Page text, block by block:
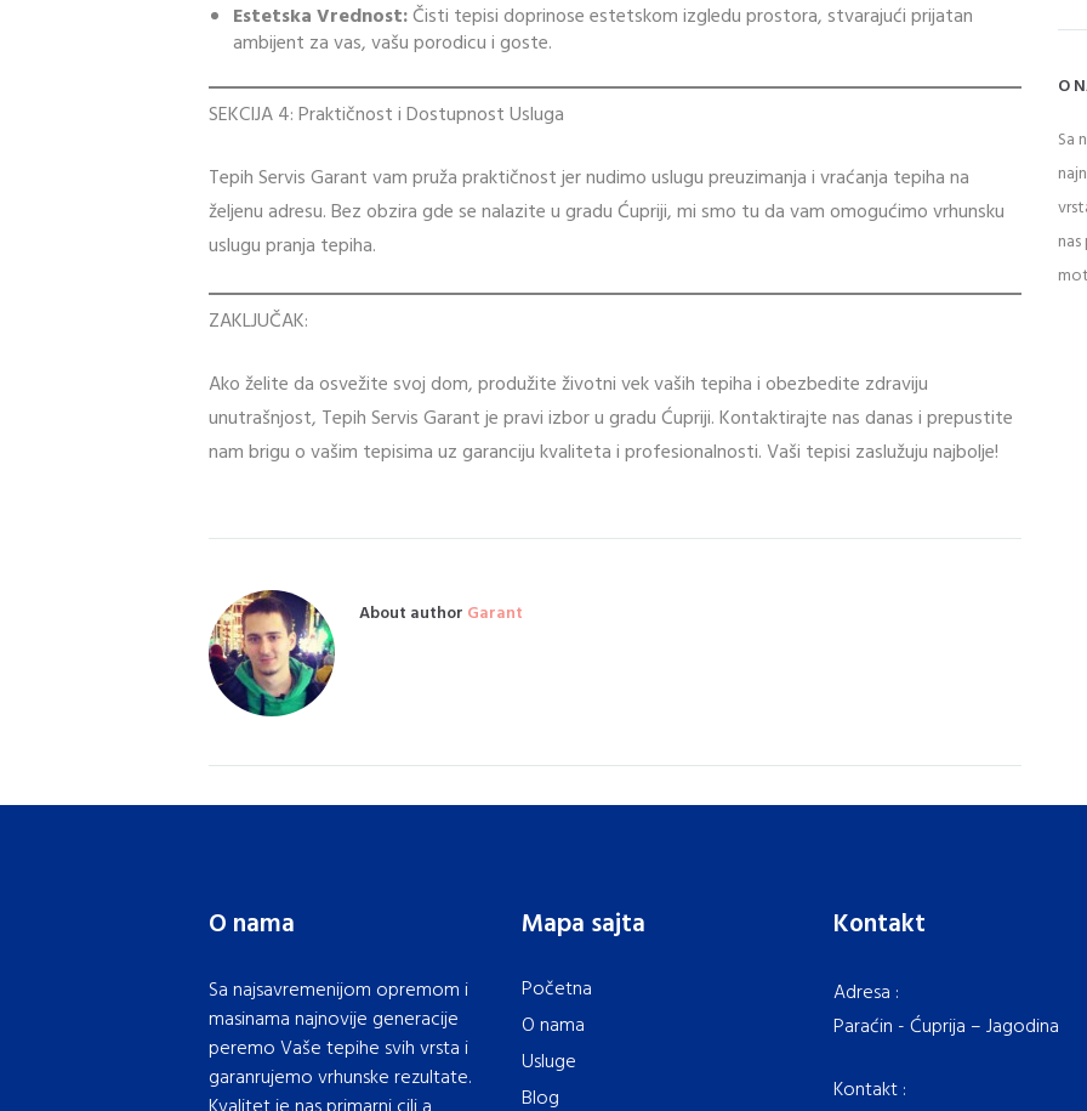
Estetska Vrednost:Čisti tepisi doprinose estetskom izgledu prostora, stvarajući prijatan
ambijent za vas, vašu porodicu i goste.
SEKCIJA 4: Praktičnost i Dostupnost Usluga
Tepih Servis Garant vam pruža praktičnost jer nudimo uslugu preuzimanja i vraćanja tepiha na
željenu adresu. Bez obzira gde se nalazite u gradu Ćupriji, mi smo tu da vam omogućimo vrhunsku
uslugu pranja tepiha.
ZAKLJUČAK:
Ako želite da osvežite svoj dom, produžite životni vek vaših tepiha i obezbedite zdraviju
unutrašnjost, Tepih Servis Garant je pravi izbor u gradu Ćupriji. Kontaktirajte nas danas i prepustite
nam brigu o vašim tepisima uz garanciju kvaliteta i profesionalnosti. Vaši tepisi zaslužuju najbolje!
About author Garant
O
Sa
O nama
Sa najsavremenijom opremom i
masinama najnovije generacije
peremo Vaše tepihe svih vrsta i
garanrujemo vrhunske rezultate.
Mapa sajta
Početna
O nama
Usluge
Blog
Kontakt
Adresa :
Paraćin - Ćuprija – Jagodina
Kontakt :